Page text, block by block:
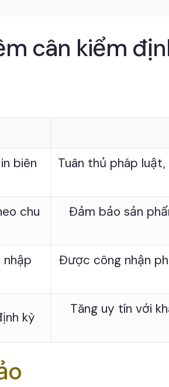
cân kiểm
biên
Tuân thủ pháp
chu
Đảm bảo sản
nhập
Được công nhận
kỳ
Tăng uy tín với